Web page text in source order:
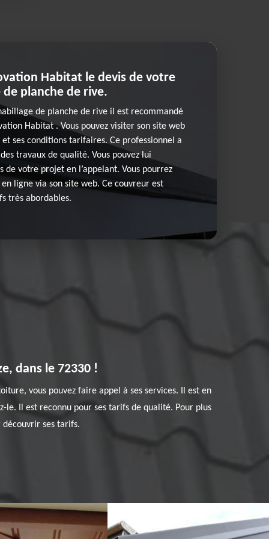
Habitat le devis de votre
planche de rive.
de planche de rive il est recommandé
Habitat . Vous pouvez visiter son site web
ses conditions tarifaires. Ce professionnel a
travaux de qualité. Vous pouvez lui
de votre projet en l’appelant. Vous pourrez
ligne via son site web. Ce couvreur est
très abordables.
dans le 72330 !
vous pouvez faire appel à ses services. Il est en
le. Il est reconnu pour ses tarifs de qualité. Pour plus
découvrir ses tarifs.